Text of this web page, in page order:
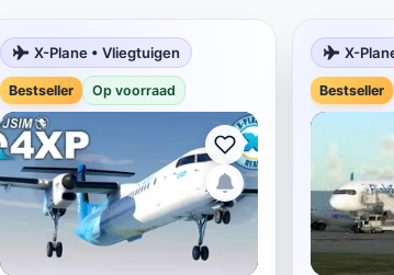
X-Plane • Vliegtuigen
Bestseller Op voorraad
X-
Bestseller